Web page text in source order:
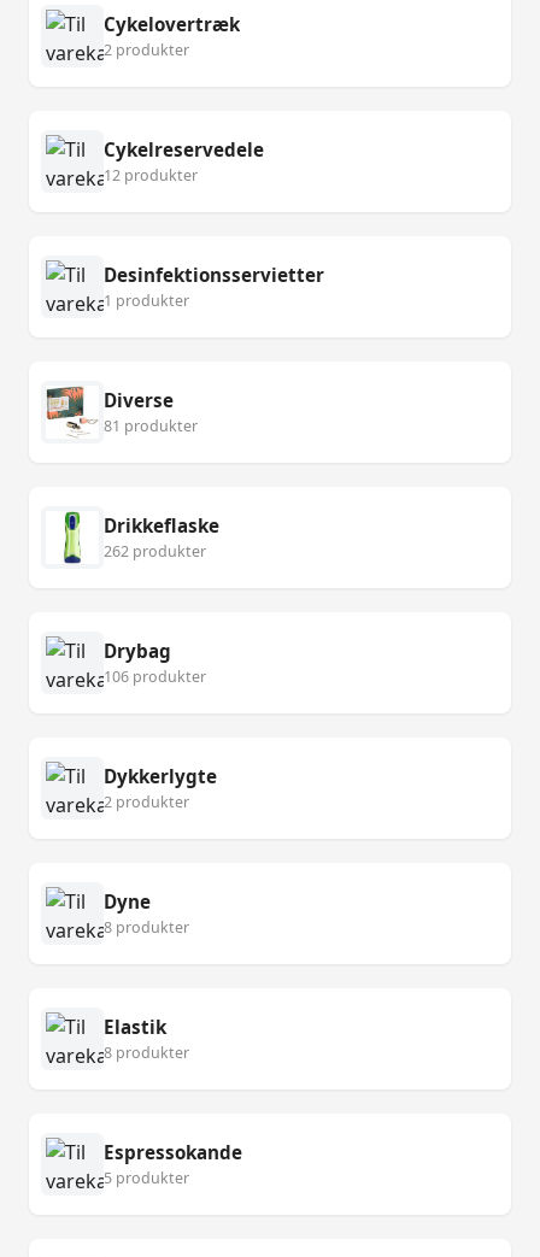
Cykelovertræk
2 produkter
Cykelreservedele
12 produkter
Desinfektionsservietter
1 produkter
Diverse
81 produkter
Drikkeflaske
262 produkter
Drybag
106 produkter
Dykkerlygte
2 produkter
Dyne
8 produkter
Elastik
8 produkter
Espressokande
5 produkter